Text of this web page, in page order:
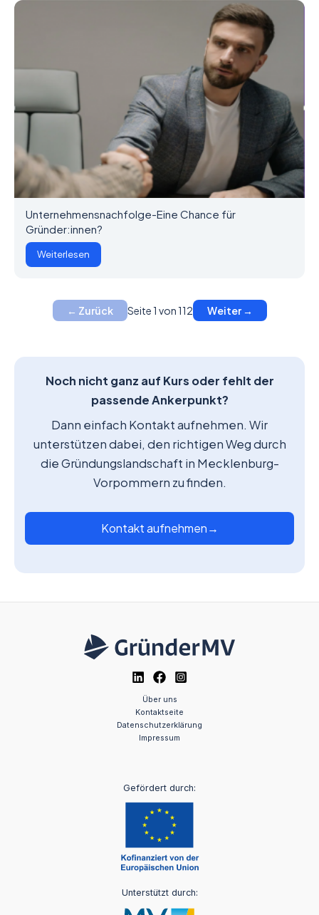
Unternehmensnachfolge-Eine Chance für
Gründer:innen?
Weiterlesen
← Zurück Seite 1 von 112 Weiter →
Noch nicht ganz auf Kurs oder fehlt der
passende Ankerpunkt?
Dann einfach Kontakt aufnehmen. Wir
unterstützen dabei, den richtigen Weg durch
die Gründungslandschaft in Mecklenburg-
Vorpommern zu finden.
Kontakt aufnehmen→
Über uns
Kontaktseite
Datenschutzerklärung
Impressum
Gefördert durch:
Unterstützt durch: